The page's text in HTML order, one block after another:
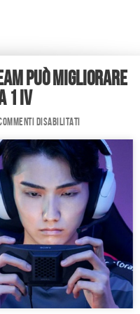
può migliorare
1 IV
disabilitati